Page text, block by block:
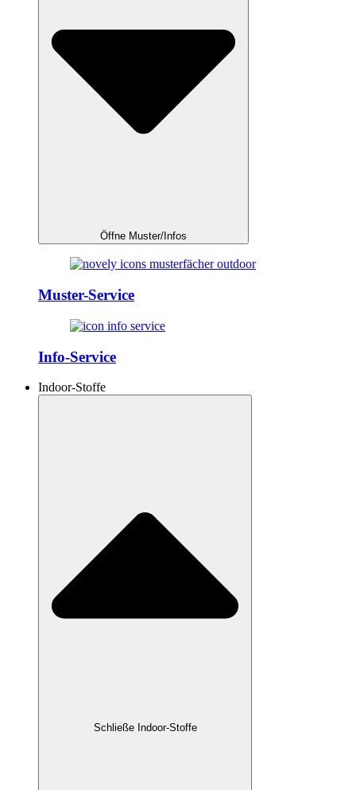
Öffne Muster/Infos
Muster-Service
Info-Service
Indoor-Stoffe
Schließe Indoor-Stoffe